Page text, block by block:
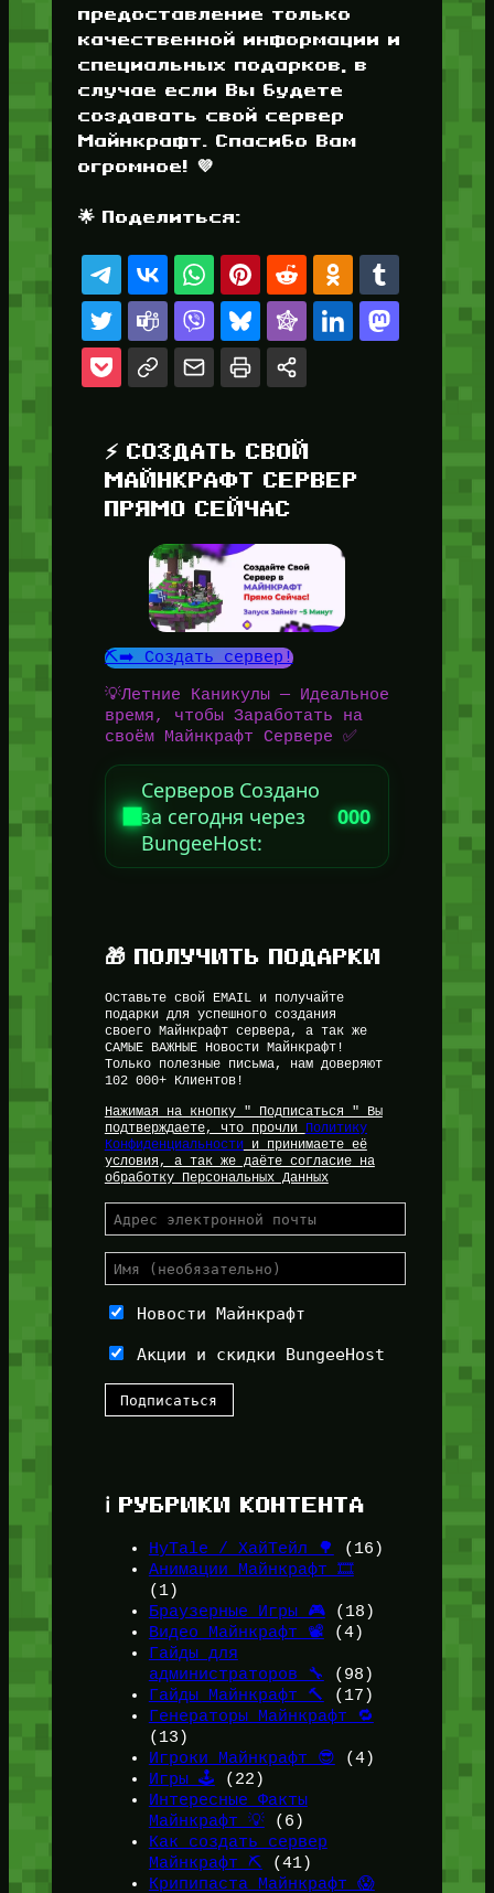
предоставление только
качественной информации и
специальных подарков, в
случае если Вы будете
создавать свой сервер
Майнкрафт. Спасибо Вам
огромное! 💜
🌟 Поделиться:
⚡ СОЗДАТЬ СВОЙ
МАЙНКРАФТ СЕРВЕР
ПРЯМО СЕЙЧАС
⛏️➡️ Создать сервер!
💡Летние Каникулы — Идеальное
время, чтобы Заработать на
своём Майнкрафт Сервере ✅
Серверов Создано
за сегодня через
BungeeHost:
000
🎁 ПОЛУЧИТЬ ПОДАРКИ
Оставьте свой EMAIL и получайте
подарки для успешного создания
своего Майнкрафт сервера, а так же
САМЫЕ ВАЖНЫЕ Новости Майнкрафт!
Только полезные письма, нам доверяют
102 000+ Клиентов!
Нажимая на кнопку " Подписаться " Вы
подтверждаете, что прочли
Политику
Конфиденциальностии принимаете её
условия, а так же даёте согласие на
обработку Персональных Данных
Новости Майнкрафт
Акции и скидки BungeeHost
ℹ️ РУБРИКИ КОНТЕНТА
HyTale / ХайТейл 🌳
(16)
Анимации Майнкрафт 🎞️
(1)
Браузерные Игры 🎮(18)
Видео Майнкрафт 📽️ (4)
Гайды для
администраторов 🔧
(98)
Гайды Майнкрафт 🔨
(17)
Генераторы Майнкрафт 🔁
(13)
Игроки Майнкрафт 😎 (4)
Игры 🕹️ (22)
Интересные Факты
Майнкрафт 💡(6)
Как создать сервер
Майнкрафт ⛏️ (41)
Крипипаста Майнкрафт 😱